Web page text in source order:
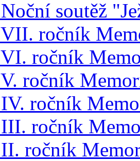
soutěž
ročník
ročník
ročník
ročník
ročník
ročník